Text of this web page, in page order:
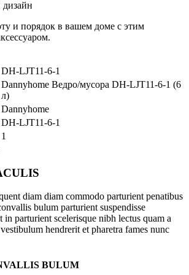
и порядок в вашем доме с этим
DH-LJT11-6-1
Dannyhome Ведро/мусора DH-LJT11-6-1 (6
л)
Dannyhome
DH-LJT11-6-1
1
diam diam commodo parturient penatibus
bulum parturient suspendisse
in parturient scelerisque nibh lectus quam a
hendrerit et pharetra fames nunc
BULUM